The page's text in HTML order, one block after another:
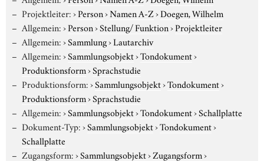
Projektleiter:›Person›Namen A-Z›Doegen, Wilhelm
Allgemein:›Person›Stellung/ Funktion›Projektleiter
Allgemein:›Sammlung›Lautarchiv
Allgemein:›Sammlungsobjekt›Tondokument›
Produktionsform›Sprachstudie
Produktionsform:›Sammlungsobjekt›Tondokument›
Produktionsform›Sprachstudie
Allgemein:›Sammlungsobjekt›Tondokument›Schallplatte
Dokument-Typ:›Sammlungsobjekt›Tondokument›
Schallplatte
Zugangsform:›Sammlungsobjekt›Zugangsform›